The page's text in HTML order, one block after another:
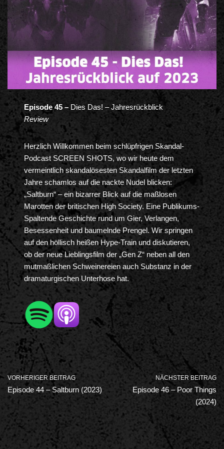
Episode 45 – Dies Das! – Jahresrückblick
Review
Herzlich Willkommen beim schlüpfrigen Skandal-
Podcast SCREEN SHOTS, wo wir heute dem
vermeintlich skandalösesten Skandalfilm der letzten
Jahre schamlos auf die nackte Nudel blicken:
„Saltburn“ – ein bizarrer Blick auf die maßlosen
Marotten der britischen High Society. Eine Publikums-
Spaltende Geschichte rund um Gier, Verlangen,
Besessenheit und baumelnde Prengel. Wir springen
auf den höllisch heißen Hype-Train und diskutieren,
ob der neue Lieblingsfilm der „Gen Z“ neben all den
mutmaßlichen Schweinereien auch Substanz in der
dramaturgischen Unterhose hat.
VORHERIGER BEITRAG
Episode 44 – Saltburn (2023)
NÄCHSTER BEITRAG
Episode 46 – Poor Things
(2024)